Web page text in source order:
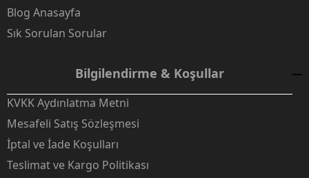
Blog Anasayfa
Sık Sorulan Sorular
Bilgilendirme & Koşullar
KVKK Aydınlatma Metni
Mesafeli Satış Sözleşmesi
İptal ve İade Koşulları
Teslimat ve Kargo Politikası